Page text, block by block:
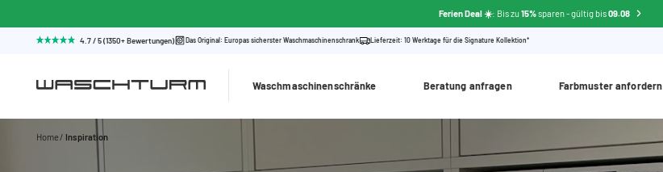
Ferien Deal ☀️: Bis zu15%sparen- gültig bis09.08
4.7 / 5 (1350+ Bewertungen) Das Original: Europas sicherster Waschmaschinenschrank Lieferzeit: 10 Werktage für die Signature Kollektion*
Waschmaschinenschränke Beratung anfragen Farbmuster anfordern
Home Inspiration